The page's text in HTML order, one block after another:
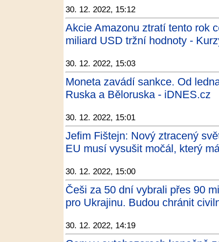
30. 12. 2022, 15:12
Akcie Amazonu ztratí tento rok
miliard USD tržní hodnoty -
30. 12. 2022, 15:03
Moneta zavádí sankce. Od
Ruska a Běloruska - iDNES.cz
30. 12. 2022, 15:01
Jefim Fištejn: Nový ztracený
EU musí vysušit močál, který
30. 12. 2022, 15:00
Češi za 50 dní vybrali přes 90
pro Ukrajinu. Budou chránit
30. 12. 2022, 14:19